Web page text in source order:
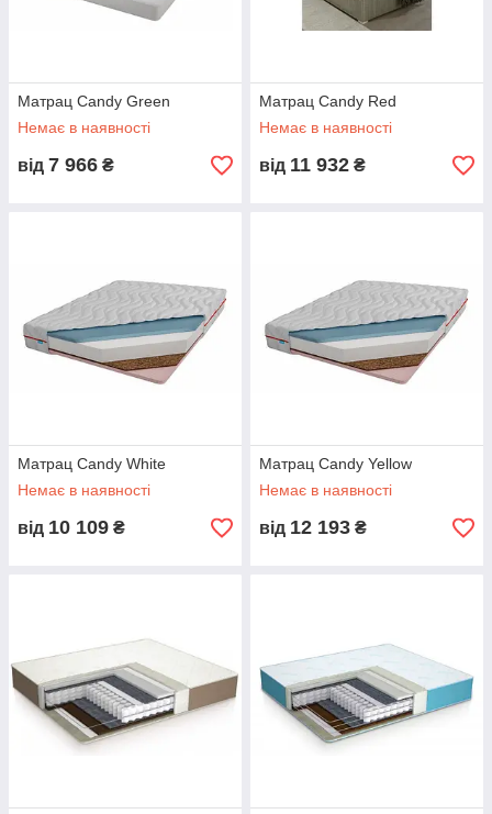
Матрац Candy Green
Немає в наявності
від 7 966 ₴
Матрац Candy Red
Немає в наявності
від 11 932 ₴
Матрац Candy White
Немає в наявності
від 10 109 ₴
Матрац Candy Yellow
Немає в наявності
від 12 193 ₴